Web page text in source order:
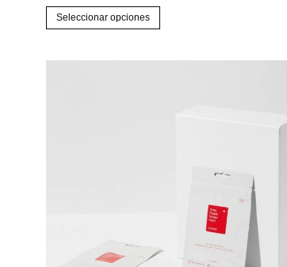
de
precios:
Seleccionar opciones
Este
producto
página